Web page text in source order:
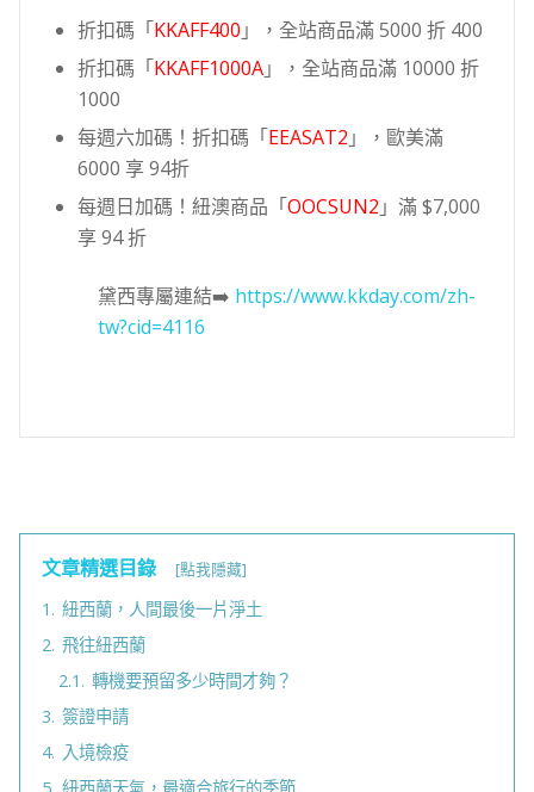
折扣碼「KKAFF400 」，全站商品滿 5000 折 400
折扣碼「KKAFF1000A」，全站商品滿 10000 折
1000
每週六加碼！折扣碼「EEASAT2 」，歐美滿
6000 享 94折
每週日加碼！紐澳商品「OOCSUN2 」滿 $7,000
享 94 折
黛西專屬連結➡️ https://www.kkday.com/zh-
tw?cid=4116
文章精選目錄 [點我隱藏]
1. 紐西蘭，人間最後一片淨土
2. 飛往紐西蘭
2.1. 轉機要預留多少時間才夠？
3. 簽證申請
4. 入境檢疫
5. 紐西蘭天氣，最適合旅行的季節